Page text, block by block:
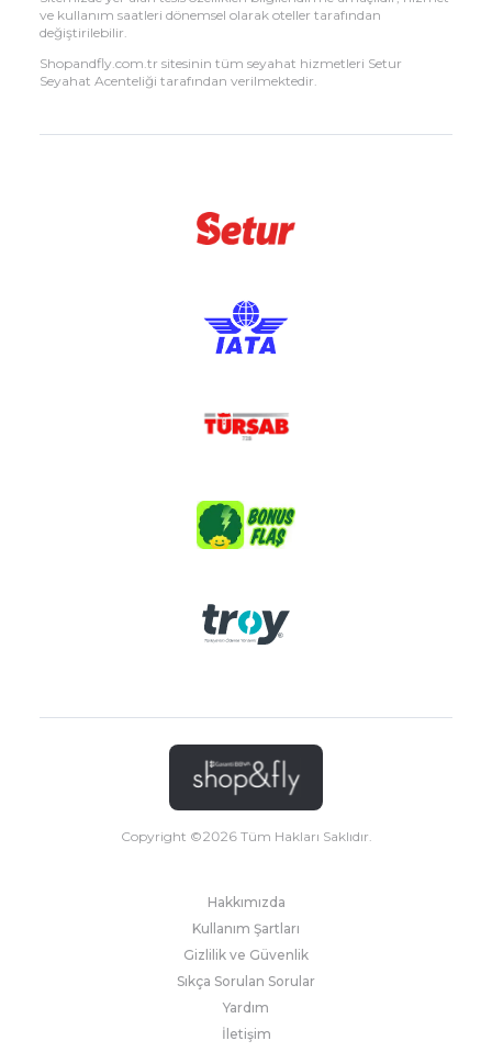
ve kullanım saatleri dönemsel olarak oteller tarafından
değiştirilebilir.
Shopandfly.com.tr sitesinin tüm seyahat hizmetleri Setur
Seyahat Acenteliği tarafından verilmektedir.
Copyright ©2026Tüm Hakları Saklıdır.
Hakkımızda
Kullanım Şartları
Gizlilik ve Güvenlik
Sıkça Sorulan Sorular
Yardım
İletişim